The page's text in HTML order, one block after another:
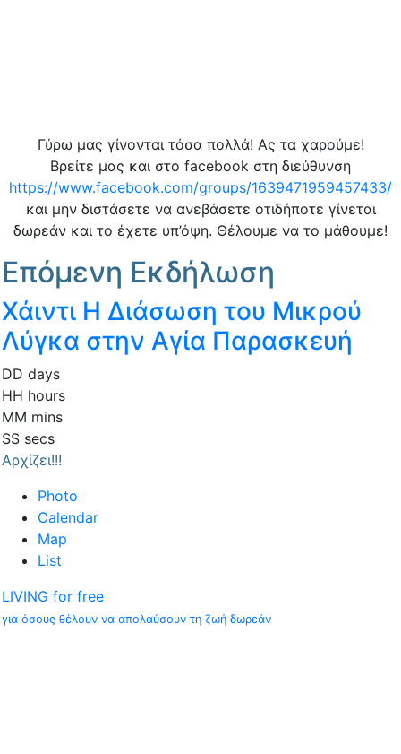
Γύρω μας γίνονται τόσα πολλά! Ας τα χαρούμε!
Βρείτε μας και στο facebook στη διεύθυνση
https://www.facebook.com/groups/1639471959457433/
και μην διστάσετε να ανεβάσετε οτιδήποτε γίνεται
δωρεάν και το έχετε υπ’όψη. Θέλουμε να το μάθουμε!
Επόμενη Εκδήλωση
Χάιντι Η Διάσωση του Μικρού
Λύγκα στην Αγία Παρασκευή
DD days
HH hours
MM mins
SS secs
Αρχίζει!!!
Photo
Calendar
Map
List
LIVING for free
για όσους θέλουν να απολαύσουν τη ζωή δωρεάν